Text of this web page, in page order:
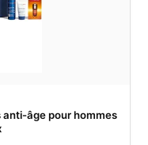
anti-âge pour hommes